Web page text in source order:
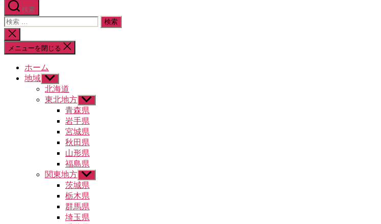
検索
検
索
対
象:
検
索
を
メニューを閉じる
ホーム
地域 サ
ブ
メ
北海道
東北地方 サ
ブ
メ
ニ
ュ
ー
を
表
示
青森県
岩手県
宮城県
秋田県
山形県
福島県
関東地方 サ
ブ
メ
ニ
ュ
ー
茨城県
栃木県
群馬県
埼玉県